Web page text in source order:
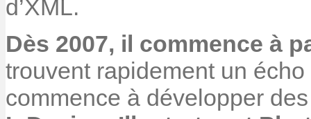
d’XML.
Dès 2007, il commence à
trouvent rapidement un
commence à développer